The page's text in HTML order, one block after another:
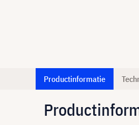
Productinformatie